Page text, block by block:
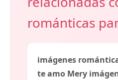
románticas
imágenes
te amo Mery